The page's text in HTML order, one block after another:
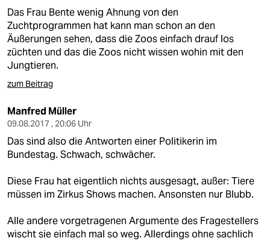
Das Frau Bente wenig Ahnung von den
Zuchtprogrammen hat kann man schon an den
Äußerungen sehen, dass die Zoos einfach drauf los
züchten und das die Zoos nicht wissen wohin mit den
Jungtieren.
zum Beitrag
Manfred Müller
09.08.2017 , 20:06 Uhr
Das sind also die Antworten einer Politikerin im
Bundestag. Schwach, schwächer.
Diese Frau hat eigentlich nichts ausgesagt, außer: Tiere
müssen im Zirkus Shows machen. Ansonsten nur Blubb.
Alle andere vorgetragenen Argumente des Fragestellers
wischt sie einfach mal so weg. Allerdings ohne sachlich